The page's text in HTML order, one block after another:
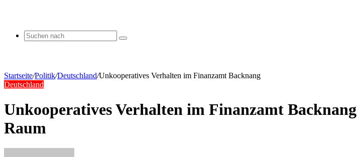
umschalten
Suchen
Startseite/Politik/Deutschland/Unkooperatives Verhalten im Finanzamt Backnang
Deutschland
Unkooperatives Verhalten im Finanzamt
Raum